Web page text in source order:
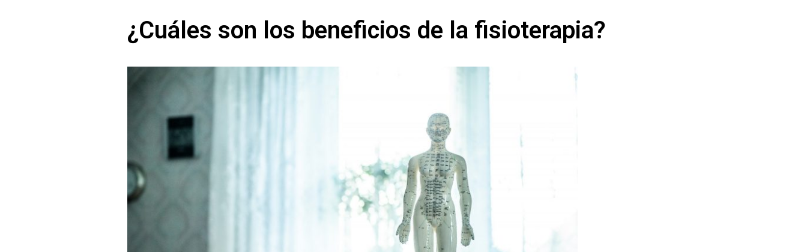
¿Cuáles son los beneficios de la fisioterapia?